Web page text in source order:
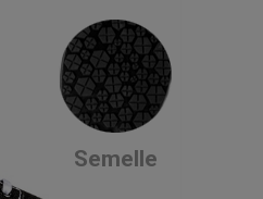
Semelle